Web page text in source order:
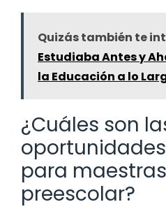
Quizás también te
Estudiaba Antes y
la Educación a lo
¿Cuáles son
para
preescolar?